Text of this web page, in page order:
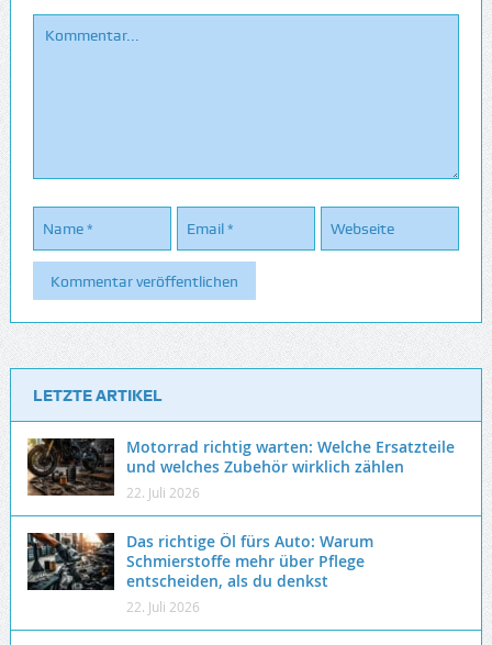
LETZTE ARTIKEL
Motorrad richtig warten: Welche Ersatzteile
und welches Zubehör wirklich zählen
22. Juli 2026
Das richtige Öl fürs Auto: Warum
Schmierstoffe mehr über Pflege
entscheiden, als du denkst
22. Juli 2026